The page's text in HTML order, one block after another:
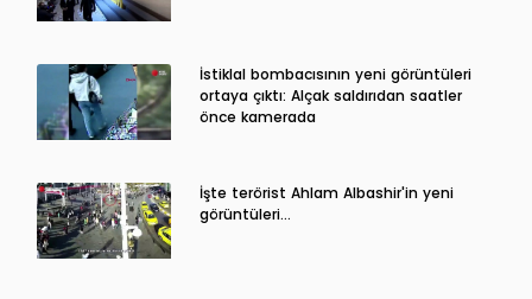
İstiklal bombacısının yeni görüntüleri
ortaya çıktı: Alçak saldırıdan saatler
önce kamerada
İşte terörist Ahlam Albashir'in yeni
görüntüleri…